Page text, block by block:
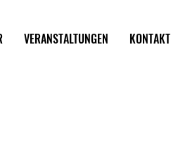
VERANSTALTUNGEN KONTAKT